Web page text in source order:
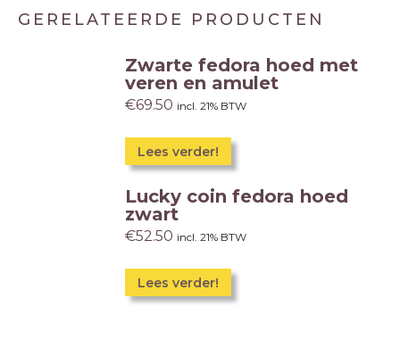
GERELATEERDE PRODUCTEN
Zwarte fedora hoed met
veren en amulet
€69.50 incl. 21% BTW
Lees verder!
Lucky coin fedora hoed
zwart
€52.50 incl. 21% BTW
Lees verder!